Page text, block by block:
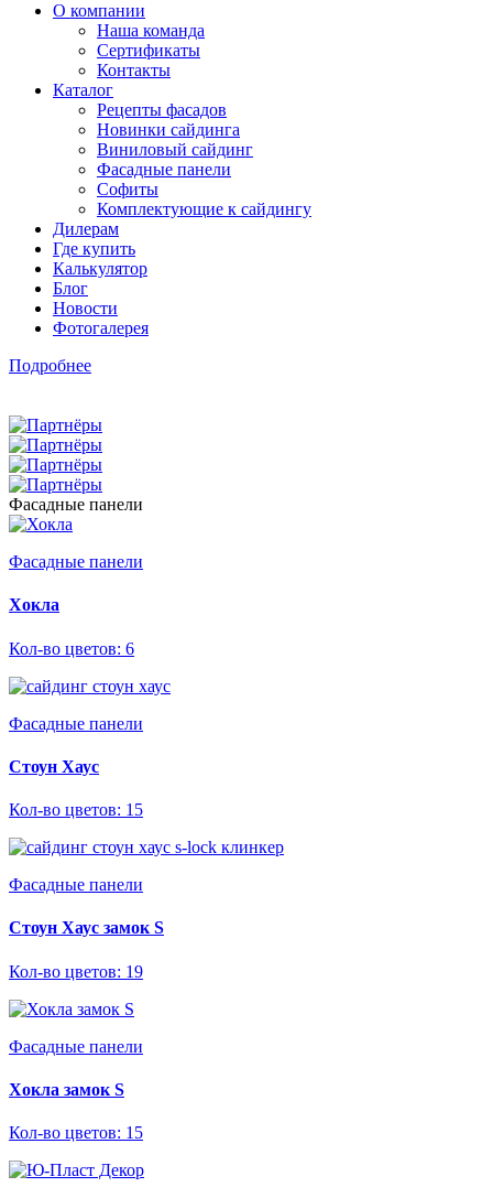
О компании
Наша команда
Сертификаты
Контакты
Каталог
Рецепты фасадов
Новинки сайдинга
Виниловый сайдинг
Фасадные панели
Софиты
Комплектующие к сайдингу
Дилерам
Где купить
Калькулятор
Блог
Новости
Фотогалерея
Подробнее
Фасадные панели
Фасадные панели
Хокла
Кол-во цветов: 6
Фасадные панели
Стоун Хаус
Кол-во цветов: 15
Фасадные панели
Стоун Хаус замок S
Кол-во цветов: 19
Фасадные панели
Хокла замок S
Кол-во цветов: 15